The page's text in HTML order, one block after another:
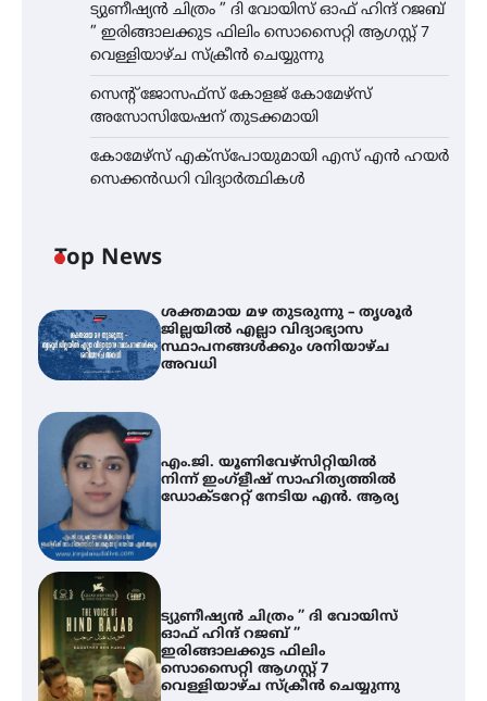
ട്യുണീഷ്യൻ ചിത്രം ” ദി വോയിസ് ഓഫ് ഹിന്ദ് റജബ്
” ഇരിങ്ങാലക്കുട ഫിലിം സൊസൈറ്റി ആഗസ്റ്റ് 7
വെള്ളിയാഴ്ച സ്‌ക്രീൻ ചെയ്യുന്നു
സെന്റ് ജോസഫ്സ് കോളജ് കോമേഴ്‌സ്
അസോസിയേഷന് തുടക്കമായി
കോമേഴ്സ് എക്സ്പോയുമായി എസ് എൻ ഹയർ
സെക്കൻഡറി വിദ്യാർത്ഥികൾ
Top News
ശക്തമായ മഴ തുടരുന്നു – തൃശൂർ
ജില്ലയിൽ എല്ലാ വിദ്യാഭ്യാസ
സ്ഥാപനങ്ങൾക്കും ശനിയാഴ്ച
അവധി
എം.ജി. യൂണിവേഴ്‌സിറ്റിയിൽ
നിന്ന് ഇംഗ്ളീഷ് സാഹിത്യത്തിൽ
ഡോക്ടറേറ്റ് നേടിയ എൻ. ആര്യ
ട്യുണീഷ്യൻ ചിത്രം ” ദി വോയിസ്
ഓഫ് ഹിന്ദ് റജബ് ”
ഇരിങ്ങാലക്കുട ഫിലിം
സൊസൈറ്റി ആഗസ്റ്റ് 7
വെള്ളിയാഴ്ച സ്‌ക്രീൻ ചെയ്യുന്നു